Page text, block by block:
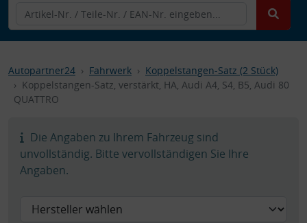
Autopartner24 Fahrwerk
Koppelstangen-Satz (2 Stück)
Koppelstangen-Satz, verstärkt, HA, Audi A4, S4, B5, Audi 80
QUATTRO
Die Angaben zu Ihrem Fahrzeug sind
unvollständig. Bitte vervollständigen Sie Ihre
Angaben.